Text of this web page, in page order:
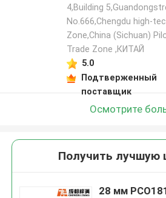
4,Building
No.666,Chengdu high-
Zone,China (Sichuan)
Trade Zone ,КИТАЙ
5.0
Подтверженный
поставщик
Осмотрите
Получить лучшую
28 мм